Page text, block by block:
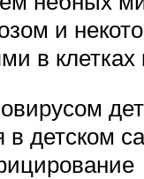
и
в клетках
в детском